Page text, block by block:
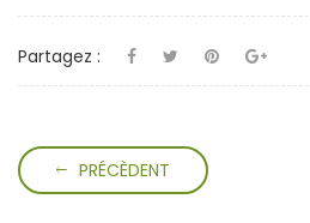
Partagez :
PRÉCÈDENT